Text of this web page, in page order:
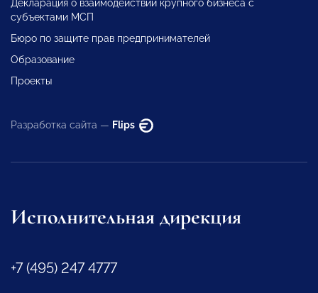
Декларация о взаимодействии крупного бизнеса с
субъектами МСП
Бюро по защите прав предпринимателей
Образование
Проекты
Разработка сайта — Flips
Исполнительная дирекция
+7 (495) 247 4777